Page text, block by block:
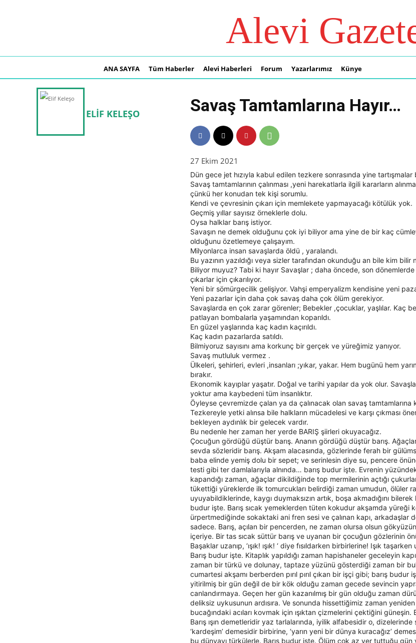
Alevi
ANA SAYFA Tüm Haberler Alevi Haberleri Forum Yazarlarımız Künye
ELIF KELEŞO Savaş Tamtamlarına Hayır…
27 Ekim 2021
Dün gece jet hızıyla kabul edilen tezkere sonrasında yine tartışmalar
Savaş tamtamlarının çalınması ,yeni harekatlarla ilgili kararların
çünkü her konudan tek kişi sorumlu.
Kendi ve çevresinin çıkarı için memlekete yapmayacağı kötülük yok.
Geçmiş yıllar sayısız örneklerle dolu.
Oysa halklar barış istiyor.
Savaşın ne demek olduğunu çok iyi biliyor ama yine de bir kaç
olduğunu özetlemeye çalışayım.
Milyonlarca insan savaşlarda öldü , yaralandı.
Bu yazının yazıldığı veya sizler tarafından okunduğu an bile kim bilir
Biliyor muyuz? Tabi ki hayır Savaşlar ; daha öncede, son
çıkarlar için çıkarılıyor.
Yeni bir sömürgecilik gelişiyor. Vahşi emperyalizm kendisine yeni
Yeni pazarlar için daha çok savaş daha çok ölüm gerekiyor.
Savaşlarda en çok zarar görenler; Bebekler ,çocuklar, yaşlılar. Kaç
patlayan bombalarla yaşamından koparıldı.
En güzel yaşlarında kaç kadın kaçırıldı.
Kaç kadın pazarlarda satıldı.
Bilmiyoruz sayısını ama korkunç bir gerçek ve yüreğimiz yanıyor.
Savaş mutluluk vermez .
Ülkeleri, şehirleri, evleri ,insanları ;yıkar, yakar. Hem bugünü hem
bırakır.
Ekonomik kayıplar yaşatır. Doğal ve tarihi yapılar da yok olur.
yoktur ama kaybedeni tüm insanlıktır.
Öyleyse çevremizde çalan ya da çalınacak olan savaş tamtamlarına
Tezkereyle yetki alınsa bile halkların mücadelesi ve karşı çıkması
bekleyen aydınlık bir gelecek vardır.
Bu nedenle her zaman her yerde BARIŞ şiirleri okuyacağız.
Çocuğun gördüğü düştür barış. Ananın gördüğü düştür barış.
sevda sözleridir barış. Akşam alacasında, gözlerinde ferah bir
baba elinde yemiş dolu bir sepet; ve serinlesin diye su, pencere
testi gibi ter damlalarıyla alnında… barış budur işte. Evrenin
kapandığı zaman, ağaçlar dikildiğinde top mermilerinin açtığı
tükettiği yüreklerde ilk tomurcukları belirdiği zaman umudun, ölüler
uyuyabildiklerinde, kaygı duymaksızın artık, boşa akmadığını bilerek
budur işte. Barış sıcak yemeklerden tüten kokudur akşamda yüreği
ürpertmediğinde sokaktaki ani fren sesi ve çalınan kapı, arkadaşlar
sadece. Barış, açılan bir pencerden, ne zaman olursa olsun
içeriye. Bir tas sıcak süttür barış ve uyanan bir çocuğun gözlerinin
Başaklar uzanıp, ‘ışık! ışık! ‘ diye fısıldarken birbirlerine! Işık
Barış budur işte. Kitaplık yapıldığı zaman hapishaneler geceleyin kapı
zaman bir türkü ve dolunay, taptaze yüzünü gösterdiği zaman bir
cumartesi akşamı berberden pırıl pırıl çıkan bir işçi gibi; barış budur
yitirilmiş bir gün değil de bir kök olduğu zaman gecede sevincin
canlandırmaya. Geçen her gün kazanılmış bir gün olduğu zaman
deliksiz uykusunun ardısıra. Ve sonunda hissettiğimiz zaman
bucağındaki acıları kovmak için ışıktan çizmelerini çektiğini güneşin.
Barış ışın demetleridir yaz tarlalarında, iyilik alfabesidir o, dizelerinde
‘kardeşim’ demesidir birbirine, ‘yarın yeni bir dünya kuracağız’
bu dünyayı türkülerle. Barış budur işte. Ölüm çok az yer tuttuğu gün